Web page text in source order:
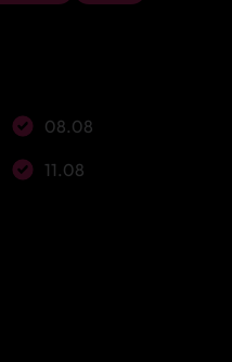
08.08
11.08